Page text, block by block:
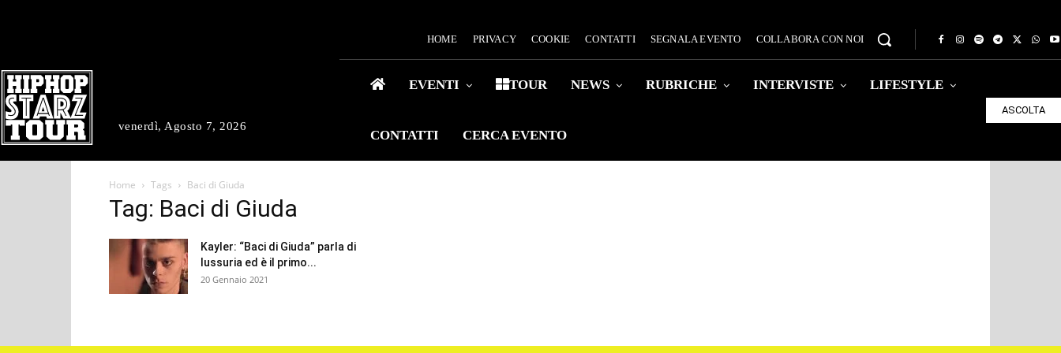
venerdì, Agosto 7, 2026
HOME PRIVACY COOKIE CONTATTI SEGNALA EVENTO COLLABORA CON NOI
EVENTI TOUR NEWS RUBRICHE INTERVISTE LIFESTYLE
CONTATTI CERCA EVENTO
ASCOLTA
Home Tags Baci di Giuda
Tag: Baci di Giuda
Kayler: “Baci di Giuda” parla di
lussuria ed è il primo...
20 Gennaio 2021